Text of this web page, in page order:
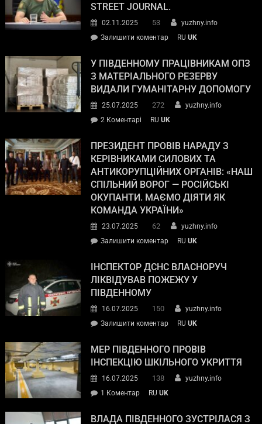
STREET JOURNAL.
02.11.2025 53
yuzhny.info
Залишити коментар
RU UK
У ПІВДЕННОМУ ПРАЦІВНИКАМ ОПЗ
З МАТЕРІАЛЬНОГО РЕЗЕРВУ
ВИДАЛИ ГУМАНІТАРНУ ДОПОМОГУ
25.07.2025 272
yuzhny.info
2 Коментарі
RU UK
ПРЕЗИДЕНТ ПРОВІВ НАРАДУ З
КЕРІВНИКАМИ СИЛОВИХ ТА
АНТИКОРУПЦІЙНИХ ОРГАНІВ: «НАШ
СПІЛЬНИЙ ВОРОГ — РОСІЙСЬКІ
ОКУПАНТИ. МАЄМО ДІЯТИ ЯК
КОМАНДА УКРАЇНИ»
23.07.2025 62
yuzhny.info
Залишити коментар
RU UK
ІНСПЕКТОР ДСНС ВЛАСНОРУЧ
ЛІКВІДУВАВ ПОЖЕЖУ У
ПІВДЕННОМУ
16.07.2025 150
yuzhny.info
Залишити коментар
RU UK
МЕР ПІВДЕННОГО ПРОВІВ
ІНСПЕКЦІЮ ШКІЛЬНОГО УКРИТТЯ
16.07.2025 138
yuzhny.info
1 Коментар
RU UK
ВЛАДА ПІВДЕННОГО ЗУСТРІЛАСЯ З